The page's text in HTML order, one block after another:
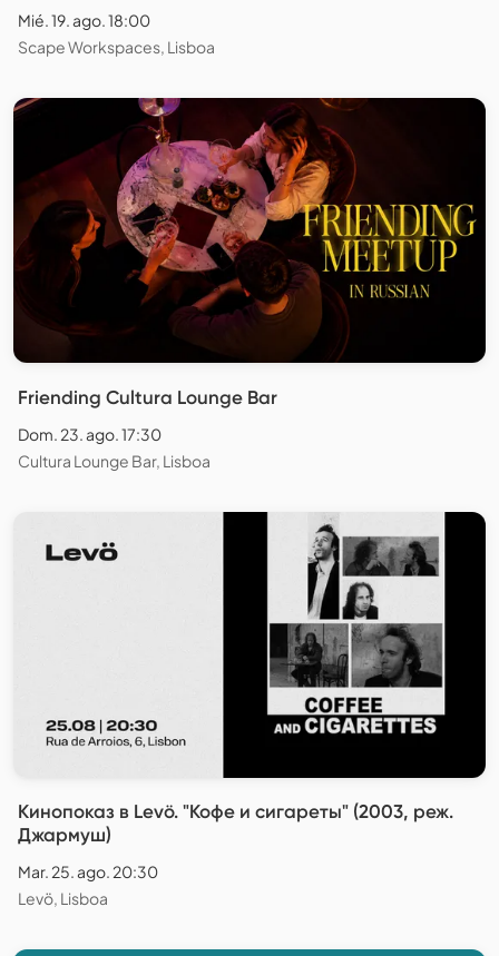
Mié. 19. ago. 18:00
Scape Workspaces, Lisboa
Friending Cultura Lounge Bar
Dom. 23. ago. 17:30
Cultura Lounge Bar, Lisboa
Кинопоказ в Levö. "Кофе и сигареты" (2003, реж.
Джармуш)
Mar. 25. ago. 20:30
Levö, Lisboa